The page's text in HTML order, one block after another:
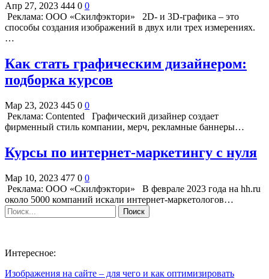
Апр 27, 2023 444 0 0
Реклама: ООО «Скилфэктори» 2D- и 3D-графика – это
способы создания изображений в двух или трех измерениях.
…
Как стать графическим дизайнером:
подборка курсов
Мар 23, 2023 445 0 0
Реклама: Contented Графический дизайнер создает
фирменный стиль компании, мерч, рекламные баннеры…
Курсы по интернет-маркетингу с нуля
Мар 10, 2023 477 0 0
Реклама: ООО «Скилфэктори» В феврале 2023 года на hh.ru
около 5000 компаний искали интернет-маркетологов…
Интересное:
Изображения на сайте – для чего и как оптимизировать